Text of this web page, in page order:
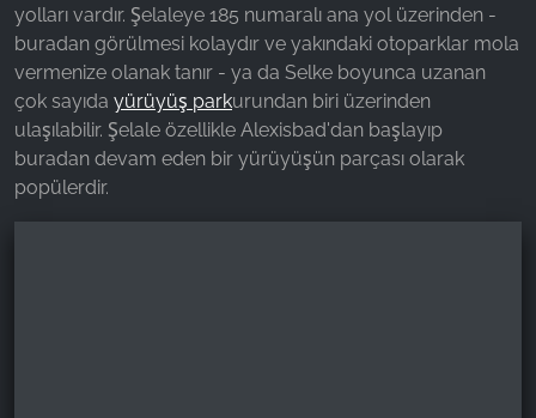
yolları vardır. Şelaleye 185 numaralı ana yol üzerinden -
buradan görülmesi kolaydır ve yakındaki otoparklar mola
vermenize olanak tanır - ya da Selke boyunca uzanan
çok sayıda yürüyüş parkurundan biri üzerinden
ulaşılabilir. Şelale özellikle Alexisbad'dan başlayıp
buradan devam eden bir yürüyüşün parçası olarak
popülerdir.